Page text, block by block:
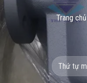
Trang chủ